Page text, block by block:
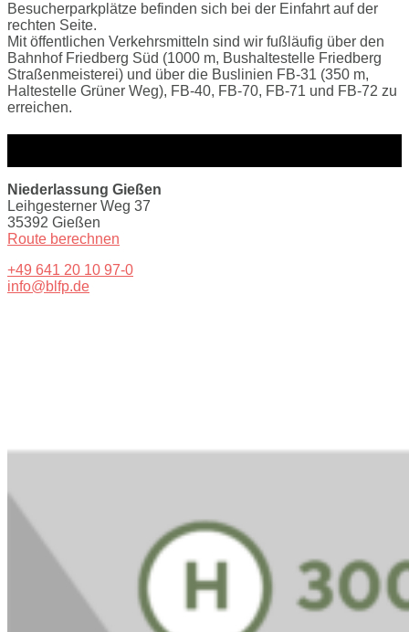
Besucherparkplätze befinden sich bei der Einfahrt auf der
rechten Seite.
Mit öffentlichen Verkehrsmitteln sind wir fußläufig über den
Bahnhof Friedberg Süd (1000 m, Bushaltestelle Friedberg
Straßenmeisterei) und über die Buslinien FB-31 (350 m,
Haltestelle Grüner Weg), FB-40, FB-70, FB-71 und FB-72 zu
erreichen.
Niederlassung Gießen
Leihgesterner Weg 37
35392 Gießen
Route berechnen
+49 641 20 10 97-0
info@blfp.de